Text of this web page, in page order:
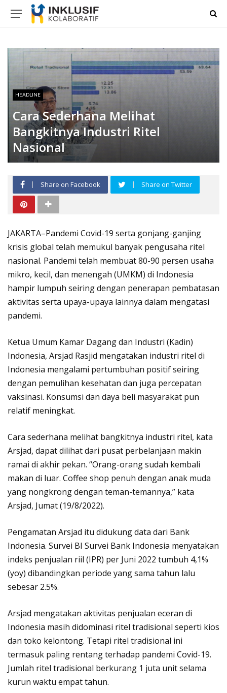
HEADLINE
Cara Sederhana Melihat
Bangkitnya Industri Ritel
Nasional
Share on Facebook Share on Twitter
JAKARTA–Pandemi Covid-19 serta gonjang-ganjing
krisis global telah memukul banyak pengusaha ritel
nasional. Pandemi telah membuat 80-90 persen usaha
mikro, kecil, dan menengah (UMKM) di Indonesia
hampir lumpuh seiring dengan penerapan pembatasan
aktivitas serta upaya-upaya lainnya dalam mengatasi
pandemi.
Ketua Umum Kamar Dagang dan Industri (Kadin)
Indonesia, Arsjad Rasjid mengatakan industri ritel di
Indonesia mengalami pertumbuhan positif seiring
dengan pemulihan kesehatan dan juga percepatan
vaksinasi. Konsumsi dan daya beli masyarakat pun
relatif meningkat.
Cara sederhana melihat bangkitnya industri ritel, kata
Arsjad, dapat dilihat dari pusat perbelanjaan makin
ramai di akhir pekan. “Orang-orang sudah kembali
makan di luar. Coffee shop penuh dengan anak muda
yang nongkrong dengan teman-temannya,” kata
Arsjad, Jumat (19/8/2022).
Pengamatan Arsjad itu didukung data dari Bank
Indonesia. Survei BI Survei Bank Indonesia menyatakan
indeks penjualan riil (IPR) per Juni 2022 tumbuh 4,1%
(yoy) dibandingkan periode yang sama tahun lalu
sebesar 2.5%.
Arsjad mengatakan aktivitas penjualan eceran di
Indonesia masih didominasi ritel tradisional seperti kios
dan toko kelontong. Tetapi ritel tradisional ini
termasuk paling rentang terhadap pandemi Covid-19.
Jumlah ritel tradisional berkurang 1 juta unit selama
kurun waktu empat tahun.